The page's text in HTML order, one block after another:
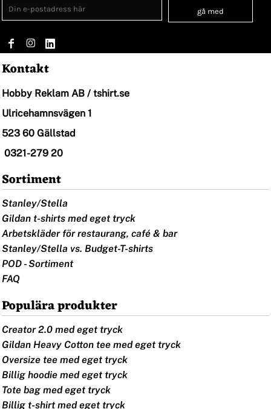
gå med
Kontakt
Hobby Reklam AB / tshirt.se
Ulricehamnsvägen 1
523 60 Gällstad
0321-279 20
Sortiment
Stanley/Stella
Gildan t-shirts med eget tryck
Arbetskläder för restaurang, café & bar
Stanley/Stella vs. Budget-T-shirts
POD - Sortiment
FAQ
Populära produkter
Creator 2.0 med eget tryck
Gildan Heavy Cotton tee med eget tryck
Oversize tee med eget tryck
Billig hoodie med eget tryck
Tote bag med eget tryck
Billig t-shirt med eget tryck